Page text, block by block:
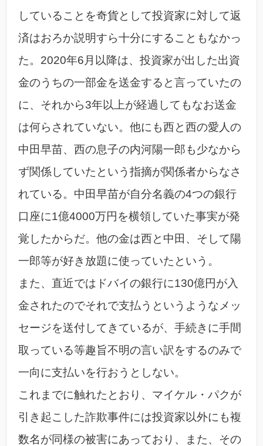
していることを奇貨として投資家に対して返
済はおろか説明すら十分にすることもなかっ
た。2020年6月以降は、投資家が出した出資
金のうちの一部金を送金すると言っていたの
に、それから3年以上が経過してもなお送金
は何らされていない。他にも西と西の愛人の
中田早苗、西の息子の内河陽一郎も少なから
ず関係していたという指摘が関係者からなさ
れている。中田早苗が自分名義の4つの銀行
口座に1億4000万円を横領していた事実が発
覚したからだ。他の金は西と中田、そして陽
一郎等が好き放題に使っていたという。
また、直近ではドバイの銀行に130億円が入
金されたのでそれで支払うというようなメッ
セージを送付してきているが、手続きに手間
取っている等趣旨不明の言い訳をするのみで
一向に支払いを行おうとしない。
これまでに触れたとおり、マイケル・パクが
引き起こした詐欺事件には投資家以外にも複
数名が同様の被害にあっており、また、その